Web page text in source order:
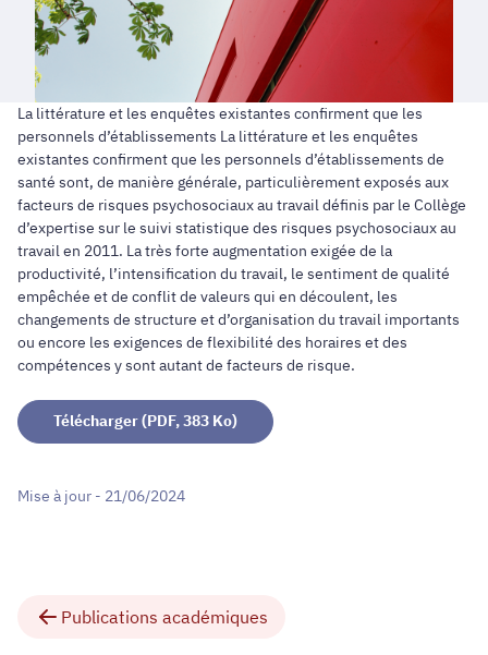
La littérature et les enquêtes existantes confirment que les
personnels d’établissements La littérature et les enquêtes
existantes confirment que les personnels d’établissements de
santé sont, de manière générale, particulièrement exposés aux
facteurs de risques psychosociaux au travail définis par le Collège
d’expertise sur le suivi statistique des risques psychosociaux au
travail en 2011. La très forte augmentation exigée de la
productivité, l’intensification du travail, le sentiment de qualité
empêchée et de conflit de valeurs qui en découlent, les
changements de structure et d’organisation du travail importants
ou encore les exigences de flexibilité des horaires et des
compétences y sont autant de facteurs de risque.
Télécharger (PDF, 383 Ko)
Mise à jour - 21/06/2024
Publications académiques